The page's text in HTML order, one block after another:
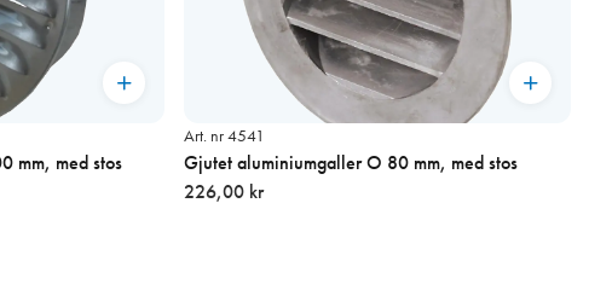
mm, med stos
Art. nr 4541
Gjutet aluminiumgaller O 80 mm, med stos
226,00 kr